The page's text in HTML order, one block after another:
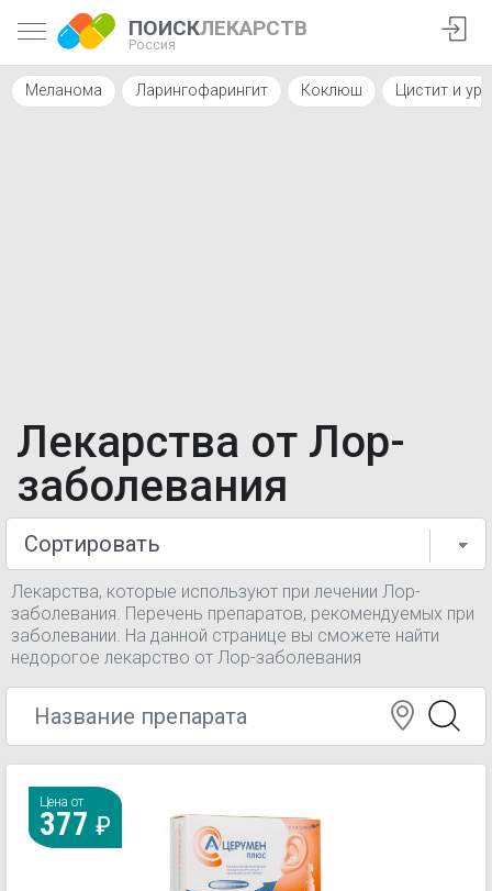
ПОИСКЛЕКАРСТВ
Россия
Меланома Ларингофарингит Коклюш Цистит и
Лекарства от Лор-
заболевания
Лекарства, которые используют при лечении Лор-
заболевания. Перечень препаратов, рекомендуемых при
заболевании. На данной странице вы сможете найти
недорогое лекарство от Лор-заболевания
Цена от
377